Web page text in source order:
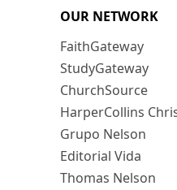
OUR NETWORK
FaithGateway
StudyGateway
ChurchSource
HarperCollins
Grupo Nelson
Editorial Vida
Thomas Nelson